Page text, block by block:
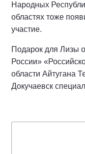
Народных
областях тоже
участие.
Подарок для Лизы
России»
области Айтугана
Докучаевск